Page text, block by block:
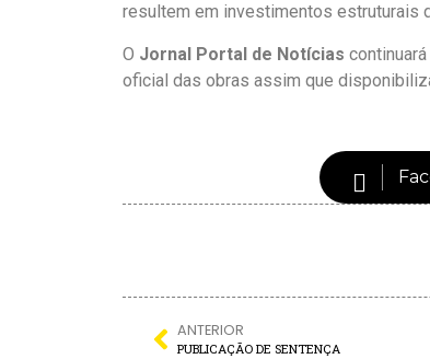
resultem em investimentos estruturais
O Jornal Portal de Notícias
oficial das obras assim que
ANTERIOR
PUBLICAÇÃO DE SENTENÇA